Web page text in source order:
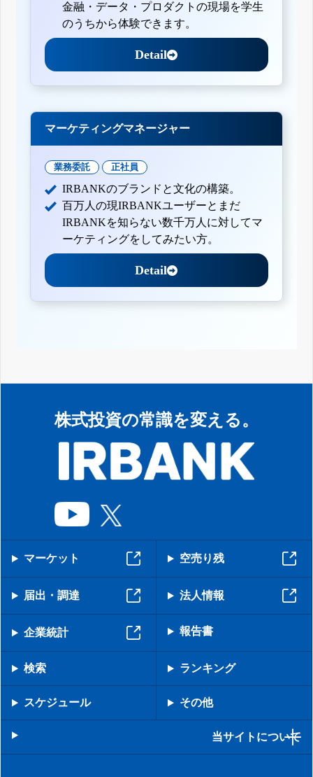
金融・データ・プロダクトの現場を学生
のうちから体験できます。
Detail
マーケティングマネージャー
業務委託 正社員
IRBANKのブランドと文化の構築。
百万人の現IRBANKユーザーとまだ
IRBANKを知らない数千万人に対してマ
ーケティングをしてみたい方。
Detail
株式投資の常識を変える。
マーケット 空売り残
届出・調達 法人情報
企業統計 報告書
検索 ランキング
スケジュール その他
当サイトについて